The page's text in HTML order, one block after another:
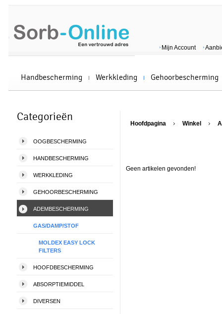
Mijn Account
Handbescherming Werkkleding Gehoorbescherming
Categorieën
OOGBESCHERMING
HANDBESCHERMING
WERKKLEDING
GEHOORBESCHERMING
ADEMBESCHERMING
GAS/DAMP/STOF
MOLDEX EASY LOCK
FILTERS
HOOFDBESCHERMING
ABSORPTIEMIDDEL
DIVERSEN
Hoofdpagina Winkel
Geen artikelen gevonden!